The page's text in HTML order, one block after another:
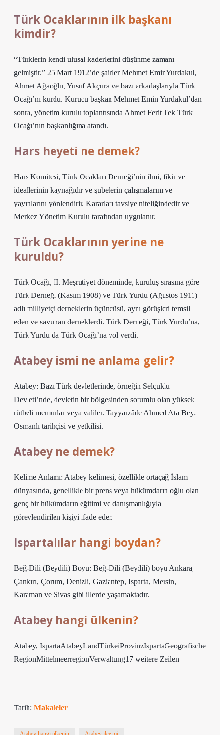
Türk Ocaklarının ilk başkanı
kimdir?
“Türklerin kendi ulusal kaderlerini düşünme zamanı
gelmiştir.” 25 Mart 1912’de şairler Mehmet Emir Yurdakul,
Ahmet Ağaoğlu, Yusuf Akçura ve bazı arkadaşlarıyla Türk
Ocağı’nı kurdu. Kurucu başkan Mehmet Emin Yurdakul’dan
sonra, yönetim kurulu toplantısında Ahmet Ferit Tek Türk
Ocağı’nın başkanlığına atandı.
Hars heyeti ne demek?
Hars Komitesi, Türk Ocakları Derneği’nin ilmi, fikir ve
ideallerinin kaynağıdır ve şubelerin çalışmalarını ve
yayınlarını yönlendirir. Kararları tavsiye niteliğindedir ve
Merkez Yönetim Kurulu tarafından uygulanır.
Türk Ocaklarının yerine ne
kuruldu?
Türk Ocağı, II. Meşrutiyet döneminde, kuruluş sırasına göre
Türk Derneği (Kasım 1908) ve Türk Yurdu (Ağustos 1911)
adlı milliyetçi derneklerin üçüncüsü, aynı görüşleri temsil
eden ve savunan derneklerdi. Türk Derneği, Türk Yurdu’na,
Türk Yurdu da Türk Ocağı’na yol verdi.
Atabey ismi ne anlama gelir?
Atabey: Bazı Türk devletlerinde, örneğin Selçuklu
Devleti’nde, devletin bir bölgesinden sorumlu olan yüksek
rütbeli memurlar veya valiler. Tayyarzâde Ahmed Ata Bey:
Osmanlı tarihçisi ve yetkilisi.
Atabey ne demek?
Kelime Anlamı: Atabey kelimesi, özellikle ortaçağ İslam
dünyasında, genellikle bir prens veya hükümdarın oğlu olan
genç bir hükümdarın eğitimi ve danışmanlığıyla
görevlendirilen kişiyi ifade eder.
Ispartalılar hangi boydan?
Beğ-Dili (Beydili) Boyu: Beğ-Dili (Beydili) boyu Ankara,
Çankırı, Çorum, Denizli, Gaziantep, Isparta, Mersin,
Karaman ve Sivas gibi illerde yaşamaktadır.
Atabey hangi ülkenin?
Atabey, IspartaAtabeyLandTürkeiProvinzIspartaGeografische
RegionMittelmeerregionVerwaltung17 weitere Zeilen
Tarih: Makaleler
Atabey hangi ülkenin Atabey ilçe mi